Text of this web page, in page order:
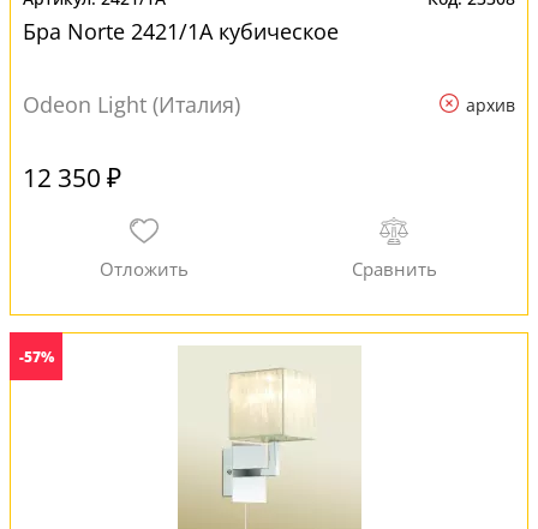
Бра Norte 2421/1A кубическое
Odeon Light (Италия) архив
12 350 ₽
-57%